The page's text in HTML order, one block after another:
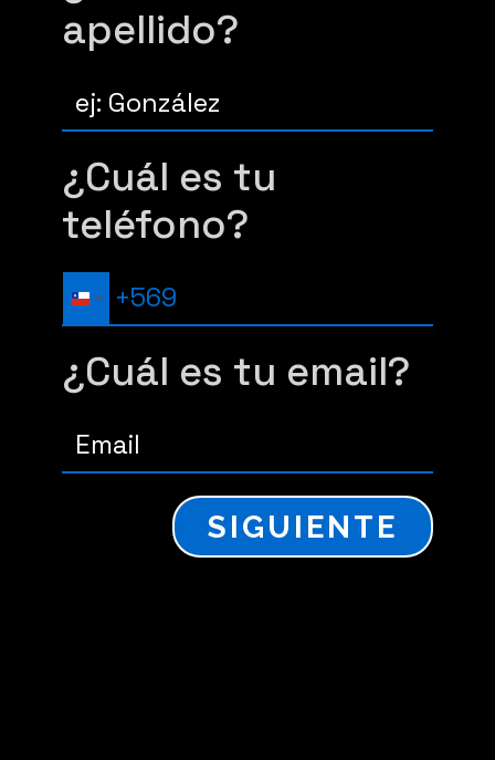
apellido?
¿Cuál es tu
teléfono?
C
I
E
+
¿Cuál es tu email?
SIGUIENTE